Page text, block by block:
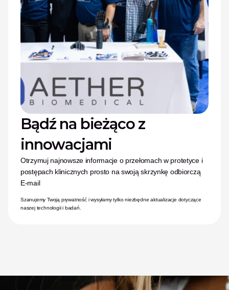
Bądź na bieżąco z
innowacjami
Otrzymuj najnowsze informacje o przełomach w protetyce i
postępach klinicznych prosto na swoją skrzynkę odbiorczą
E-mail
Szanujemy Twoją prywatność i wysyłamy tylko niezbędne aktualizacje dotyczące
naszej technologii i badań.